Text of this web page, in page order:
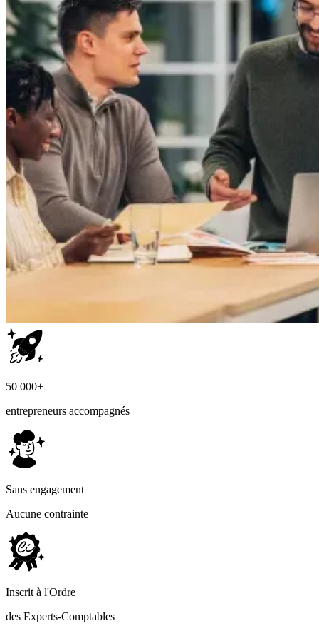
50 000+
entrepreneurs accompagnés
Sans engagement
Aucune contrainte
Inscrit à l'Ordre
des Experts-Comptables